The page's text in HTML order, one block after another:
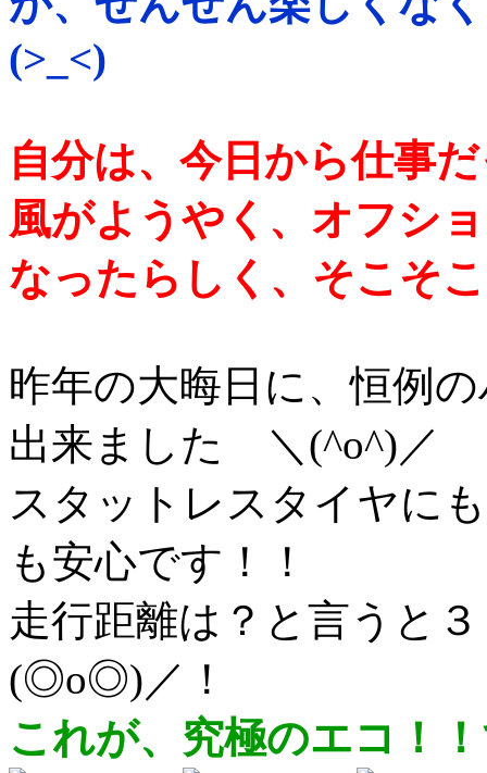
(>_<)
自分は、今日から仕事
風がようやく、オフシ
なったらしく、そこそ
昨年の大晦日に、恒例
出来ました ＼(^o^)／
スタットレスタイヤに
も安心です！！
走行距離は？と言うと
(◎o◎)／！
これが、究極のエコ！